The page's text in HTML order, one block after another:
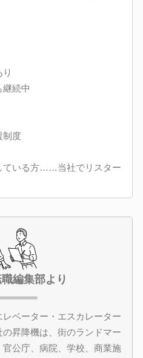
続中
制度
ている方……当社でリスター
編集部より
ベーター・エスカレーター
昇降機は、街のランドマー
公庁、病院、学校、商業施